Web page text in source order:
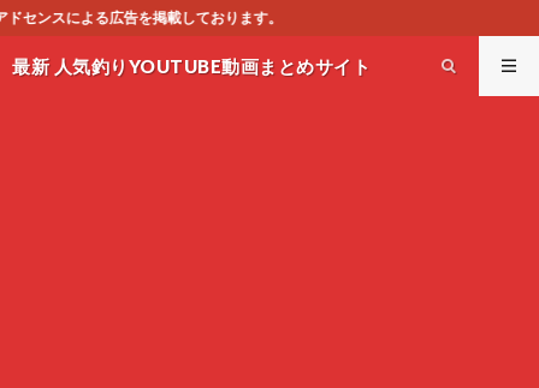
ります。
最新 人気釣りYOUTUBE動画まとめサイト